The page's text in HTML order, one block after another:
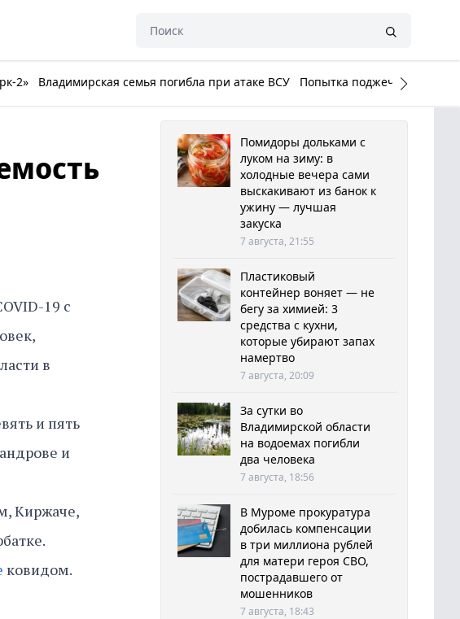
2» Владимирская семья погибла при атаке ВСУ Попытка поджечь Белый
19 с
в
и пять
и
Киржаче,
ковидом.
Помидоры дольками с
луком на зиму: в
холодные вечера сами
выскакивают из банок к
ужину — лучшая
закуска
7 августа, 21:55
Пластиковый
контейнер воняет — не
бегу за химией: 3
средства с кухни,
которые убирают запах
намертво
7 августа, 20:09
За сутки во
Владимирской области
на водоемах погибли
два человека
7 августа, 18:56
В Муроме прокуратура
добилась компенсации
в три миллиона рублей
для матери героя СВО,
пострадавшего от
мошенников
7 августа, 18:43